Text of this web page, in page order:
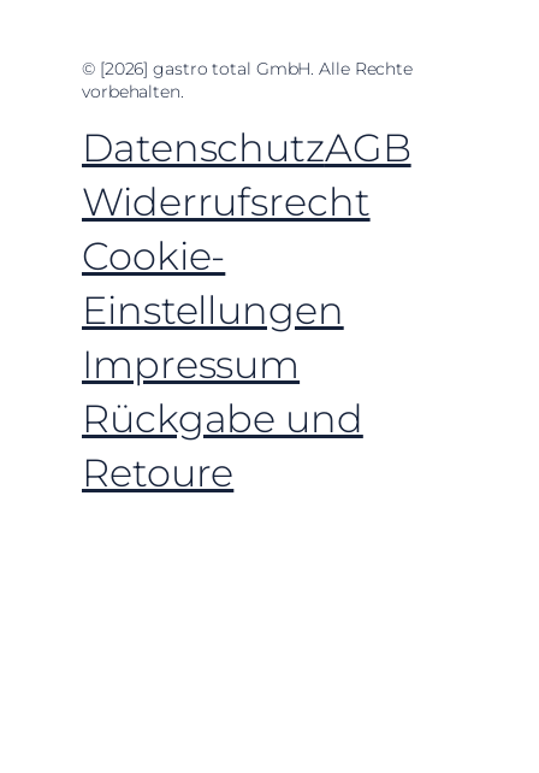
© [2026] gastro total GmbH. Alle Rechte
vorbehalten.
DatenschutzAGB
Widerrufsrecht
Cookie-
Einstellungen
Impressum
Rückgabe und
Retoure